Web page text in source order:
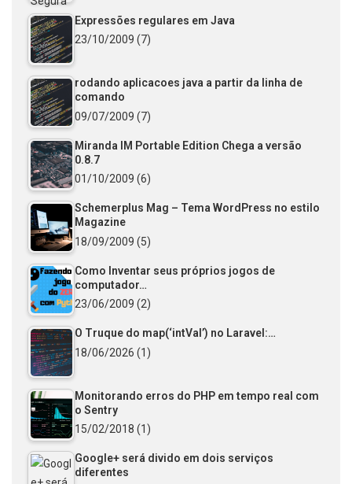
Expressões regulares em Java
23/10/2009 (7)
rodando aplicacoes java a partir da linha de
comando
09/07/2009 (7)
Miranda IM Portable Edition Chega a versão
0.8.7
01/10/2009 (6)
Schemerplus Mag – Tema WordPress no estilo
Magazine
18/09/2009 (5)
Como Inventar seus próprios jogos de
computador…
23/06/2009 (2)
O Truque do map(‘intVal’) no Laravel:…
18/06/2026 (1)
Monitorando erros do PHP em tempo real com
o Sentry
15/02/2018 (1)
Google+ será divido em dois serviços
diferentes